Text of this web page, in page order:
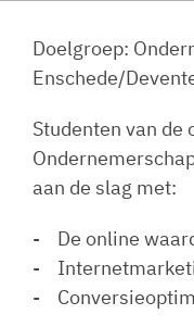
Doelgroep:
Enschede/
Studenten van de
aan de slag met:
De online